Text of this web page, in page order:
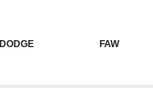
DODGE FAW